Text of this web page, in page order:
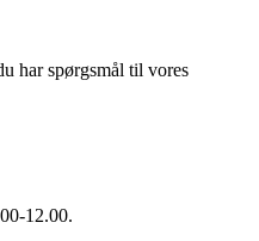
har spørgsmål til vores
12.00.